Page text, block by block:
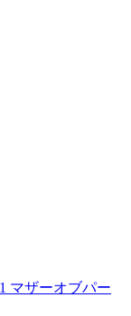
マザーオブパー